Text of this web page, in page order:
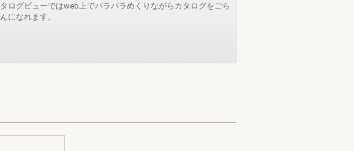
タログビューではweb上でパラパラめくりながらカタログをごら
んになれます。